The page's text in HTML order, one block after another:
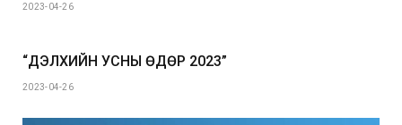
2023-04-26
“ДЭЛХИЙН УСНЫ ӨДӨР 2023”
2023-04-26